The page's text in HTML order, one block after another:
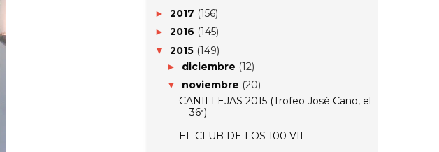
► 2017 (156)
► 2016 (145)
▼ 2015 (149)
► diciembre (12)
▼ noviembre (20)
CANILLEJAS 2015 (Trofeo José Cano, el
36ª)
EL CLUB DE LOS 100 VII